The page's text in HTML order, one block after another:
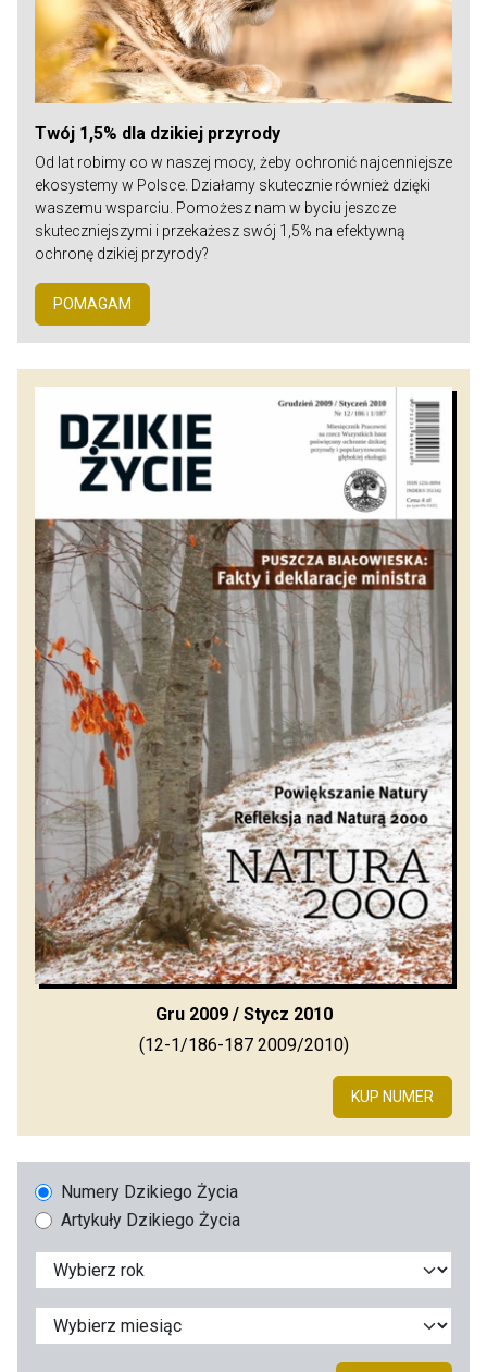
Twój 1,5% dla dzikiej przyrody
Od lat robimy co w naszej mocy, żeby ochronić najcenniejsze
ekosystemy w Polsce. Działamy skutecznie również dzięki
waszemu wsparciu. Pomożesz nam w byciu jeszcze
skuteczniejszymi i przekażesz swój 1,5% na efektywną
ochronę dzikiej przyrody?
POMAGAM
Gru 2009 / Stycz 2010
(12-1/186-187 2009/2010)
KUP NUMER
Numery Dzikiego Życia
Artykuły Dzikiego Życia